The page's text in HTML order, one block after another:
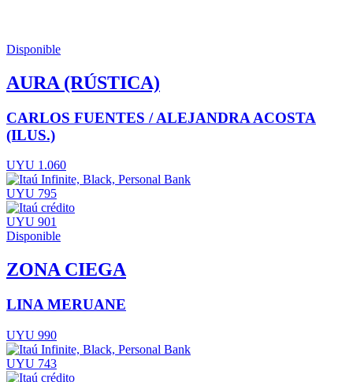
Disponible
AURA (RÚSTICA)
CARLOS FUENTES / ALEJANDRA ACOSTA
(ILUS.)
UYU 1.060
UYU 795
UYU 901
Disponible
ZONA CIEGA
LINA MERUANE
UYU 990
UYU 743